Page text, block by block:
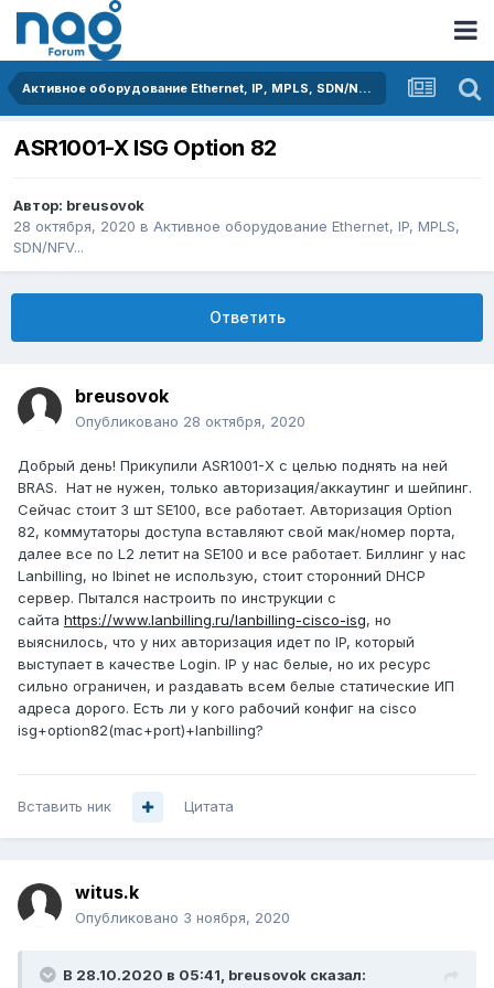
Активное оборудование Ethernet, IP, MPLS, SDN/NFV...
ASR1001-X ISG Option 82
Автор: breusovok
28 октября, 2020 в Активное оборудование Ethernet, IP, MPLS,
SDN/NFV...
Ответить
breusovok
Опубликовано 28 октября, 2020
Добрый день! Прикупили ASR1001-X с целью поднять на ней
BRAS. Нат не нужен, только авторизация/аккаутинг и шейпинг.
Сейчас стоит 3 шт SE100, все работает. Авторизация Option
82, коммутаторы доступа вставляют свой мак/номер порта,
далее все по L2 летит на SE100 и все работает. Биллинг у нас
Lanbilling, но lbinet не использую, стоит сторонний DHCP
сервер. Пытался настроить по инструкции с
сайта https://www.lanbilling.ru/lanbilling-cisco-isg, но
выяснилось, что у них авторизация идет по IP, который
выступает в качестве Login. IP у нас белые, но их ресурс
сильно ограничен, и раздавать всем белые статические ИП
адреса дорого. Есть ли у кого рабочий конфиг на cisco
isg+option82(mac+port)+lanbilling?
Вставить ник Цитата
witus.k
Опубликовано 3 ноября, 2020
В 28.10.2020 в 05:41, breusovok сказал: